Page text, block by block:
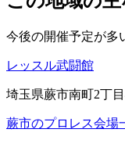
今後の開催予定が多
レッスル武闘館
埼玉県蕨市南町2丁
蕨市のプロレス会場